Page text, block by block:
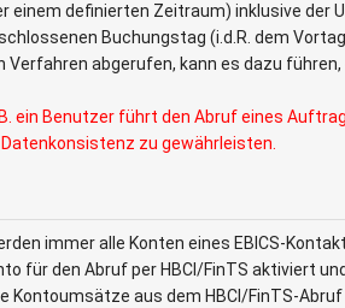
definierten Zeitraum) inklusive der
Buchungstag (i.d.R. dem
abgerufen, kann es dazu
ein Benutzer führt den Abruf eines
zu gewährleisten.
immer alle Konten eines EBICS-
für den Abruf per HBCI/FinTS aktiviert
Kontoumsätze aus dem HBCI/FinTS-